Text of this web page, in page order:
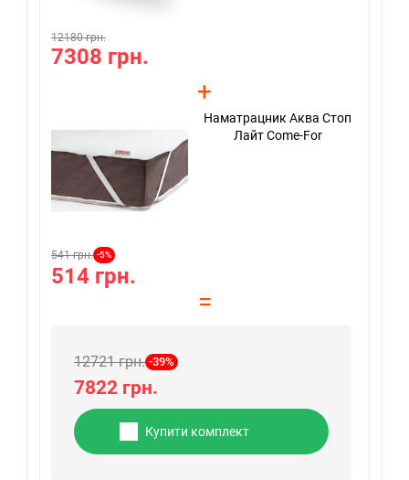
12180 грн.
7308 грн.
+
Наматрацник Аква Стоп
Лайт Come-For
541 грн. -5%
514 грн.
=
12721 грн. -39%
7822 грн.
Купити комплект